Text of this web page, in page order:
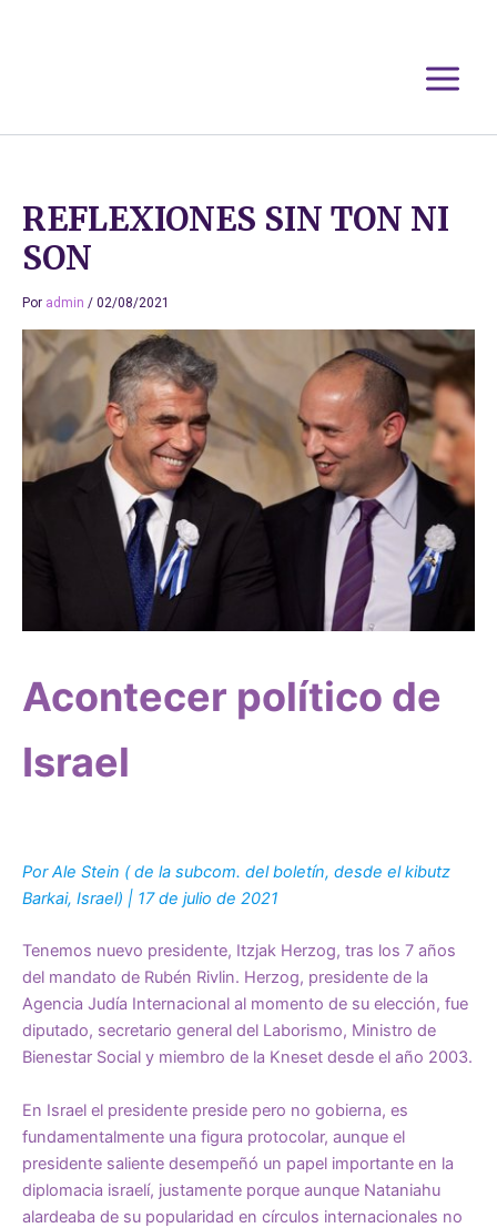
REFLEXIONES SIN TON NI
SON
Por admin / 02/08/2021
Acontecer político de
Israel
Por Ale Stein ( de la subcom. del boletín, desde el kibutz
Barkai, Israel) | 17 de julio de 2021
Tenemos nuevo presidente, Itzjak Herzog, tras los 7 años
del mandato de Rubén Rivlin. Herzog, presidente de la
Agencia Judía Internacional al momento de su elección, fue
diputado, secretario general del Laborismo, Ministro de
Bienestar Social y miembro de la Kneset desde el año 2003.
En Israel el presidente preside pero no gobierna, es
fundamentalmente una figura protocolar, aunque el
presidente saliente desempeñó un papel importante en la
diplomacia israelí, justamente porque aunque Nataniahu
alardeaba de su popularidad en círculos internacionales no